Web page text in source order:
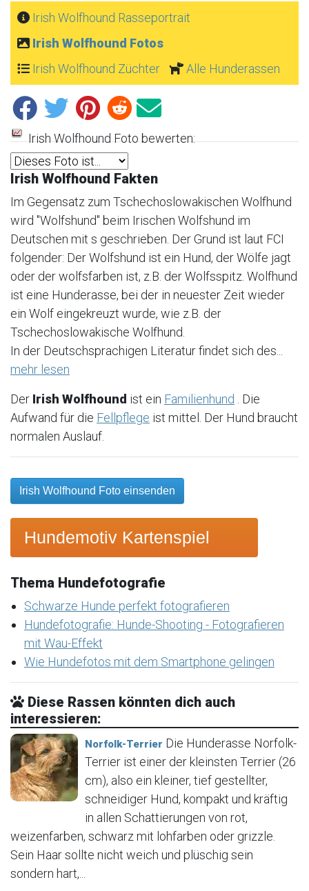
Irish Wolfhound Rasseportrait
Irish Wolfhound Fotos
Irish Wolfhound Züchter
Alle Hunderassen
Irish Wolfhound Foto bewerten:
Irish Wolfhound Fakten
Im Gegensatz zum Tschechoslowakischen Wolfhund
wird "Wolfshund" beim Irischen Wolfshund im
Deutschen mit s geschrieben. Der Grund ist laut FCI
folgender: Der Wolfshund ist ein Hund, der Wölfe jagt
oder der wolfsfarben ist, z.B. der Wolfsspitz. Wolfhund
ist eine Hunderasse, bei der in neuester Zeit wieder
ein Wolf eingekreuzt wurde, wie z.B. der
Tschechoslowakische Wolfhund.
In der Deutschsprachigen Literatur findet sich des...
mehr lesen
Der Irish Wolfhound ist ein Familienhund . Die
Aufwand für die Fellpflege ist mittel. Der Hund braucht
normalen Auslauf.
Irish Wolfhound Foto einsenden
Hundemotiv Kartenspiel
Thema Hundefotografie
Schwarze Hunde perfekt fotografieren
Hundefotografie: Hunde-Shooting - Fotografieren
mit Wau-Effekt
Wie Hundefotos mit dem Smartphone gelingen
Diese Rassen könnten dich auch
interessieren:
Norfolk-Terrier Die Hunderasse Norfolk-
Terrier ist einer der kleinsten Terrier (26
cm), also ein kleiner, tief gestellter,
schneidiger Hund, kompakt und kräftig
in allen Schattierungen von rot,
weizenfarben, schwarz mit lohfarben oder grizzle.
Sein Haar sollte nicht weich und plüschig sein
sondern hart,...